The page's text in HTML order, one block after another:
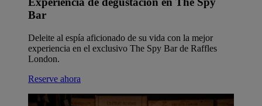
Bar
Deleite al espía aficionado de su vida con la mejor
experiencia en el exclusivo The Spy Bar de Raffles
London.
Reserve ahora